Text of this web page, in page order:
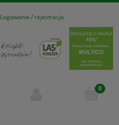
Logowanie / rejestracja